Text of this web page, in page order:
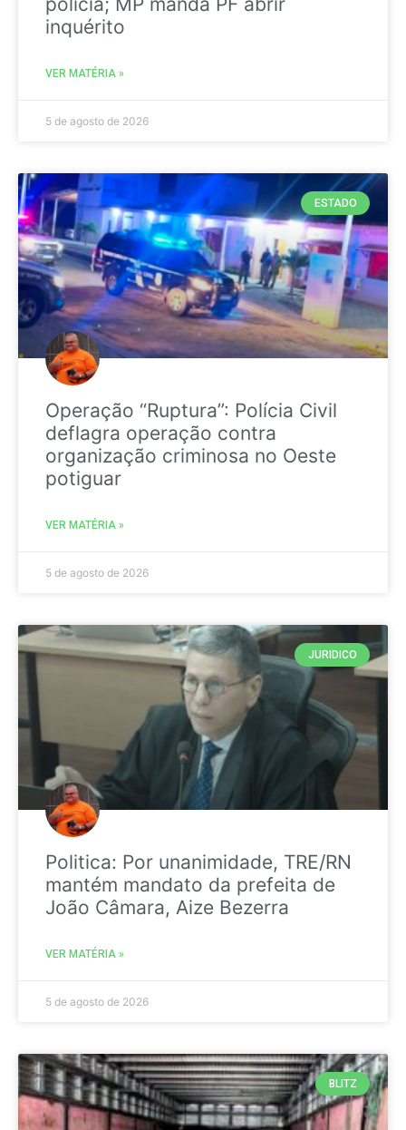
inquérito
VER MATÉRIA »
5 de agosto de 2026
ESTADO
Operação “Ruptura”: Polícia Civil
deflagra operação contra
organização criminosa no Oeste
potiguar
VER MATÉRIA »
5 de agosto de 2026
JURIDICO
Politica: Por unanimidade, TRE/RN
mantém mandato da prefeita de
João Câmara, Aize Bezerra
VER MATÉRIA »
5 de agosto de 2026
BLITZ